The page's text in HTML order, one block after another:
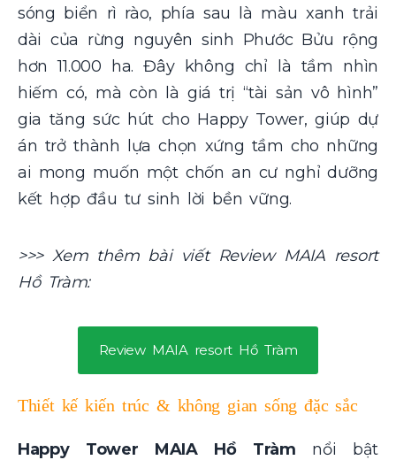
sóng biển rì rào, phía sau là màu xanh trải
dài của rừng nguyên sinh Phước Bửu rộng
hơn 11.000 ha. Đây không chỉ là tầm nhìn
hiếm có, mà còn là giá trị “tài sản vô hình”
gia tăng sức hút cho Happy Tower, giúp dự
án trở thành lựa chọn xứng tầm cho những
ai mong muốn một chốn an cư nghỉ dưỡng
kết hợp đầu tư sinh lời bền vững.
>>> Xem thêm bài viết Review MAIA resort
Hồ Tràm:
Review MAIA resort Hồ Tràm
Thiết kế kiến trúc & không gian sống đặc sắc
Happy Tower MAIA Hồ Tràm nổi bật